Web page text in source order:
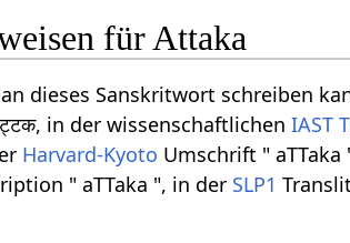
für Attaka
dieses Sanskritwort schreiben
in der wissenschaftlichenIAST
Harvard-Kyoto Umschrift "
" aTTaka ", in der SLP1